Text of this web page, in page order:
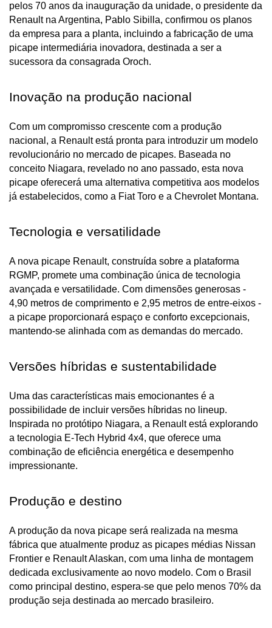
pelos 70 anos da inauguração da unidade, o presidente da
Renault na Argentina, Pablo Sibilla, confirmou os planos
da empresa para a planta, incluindo a fabricação de uma
picape intermediária inovadora, destinada a ser a
sucessora da consagrada Oroch.
Inovação na produção nacional
Com um compromisso crescente com a produção
nacional, a Renault está pronta para introduzir um modelo
revolucionário no mercado de picapes. Baseada no
conceito Niagara, revelado no ano passado, esta nova
picape oferecerá uma alternativa competitiva aos modelos
já estabelecidos, como a Fiat Toro e a Chevrolet Montana.
Tecnologia e versatilidade
A nova picape Renault, construída sobre a plataforma
RGMP, promete uma combinação única de tecnologia
avançada e versatilidade. Com dimensões generosas -
4,90 metros de comprimento e 2,95 metros de entre-eixos -
a picape proporcionará espaço e conforto excepcionais,
mantendo-se alinhada com as demandas do mercado.
Versões híbridas e sustentabilidade
Uma das características mais emocionantes é a
possibilidade de incluir versões híbridas no lineup.
Inspirada no protótipo Niagara, a Renault está explorando
a tecnologia E-Tech Hybrid 4x4, que oferece uma
combinação de eficiência energética e desempenho
impressionante.
Produção e destino
A produção da nova picape será realizada na mesma
fábrica que atualmente produz as picapes médias Nissan
Frontier e Renault Alaskan, com uma linha de montagem
dedicada exclusivamente ao novo modelo. Com o Brasil
como principal destino, espera-se que pelo menos 70% da
produção seja destinada ao mercado brasileiro.